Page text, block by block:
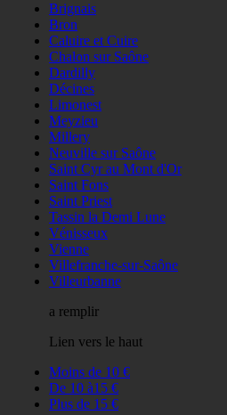
Brignais
Bron
Caluire et Cuire
Chalon sur Saône
Dardilly
Décines
Limonest
Meyzieu
Millery
Neuville sur Saône
Saint Cyr au Mont d'Or
Saint Fons
Saint Priest
Tassin la Demi Lune
Vénisseux
Vienne
Villefranche-sur-Saône
Villeurbanne
a remplir
Lien vers le haut
Moins de 10 €
De 10 à15 €
Plus de 15 €